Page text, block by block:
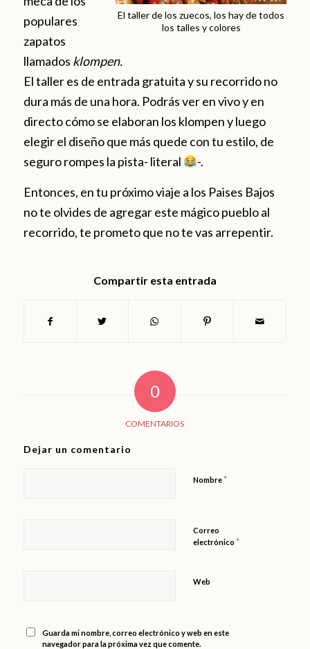
El taller de los zuecos, los hay de todos
los talles y colores
populares
zapatos
llamados klompen.
El taller es de entrada gratuita y su recorrido no
dura más de una hora. Podrás ver en vivo y en
directo cómo se elaboran los klompen y luego
elegir el diseño que más quede con tu estilo, de
seguro rompes la pista- literal
-.
Entonces, en tu próximo viaje a los Paises Bajos
no te olvides de agregar este mágico pueblo al
recorrido, te prometo que no te vas arrepentir.
Compartir esta entrada
0
COMENTARIOS
Dejar un comentario
Nombre*
Correo
electrónico *
Web
Guarda mi nombre, correo electrónico y web en este
navegador para la próxima vez que comente.